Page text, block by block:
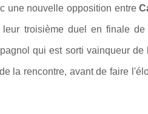
une nouvelle opposition entre
leur troisième duel en finale
qui est sorti vainqueur de
la rencontre, avant de faire